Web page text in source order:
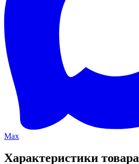
Max
Характеристики товара